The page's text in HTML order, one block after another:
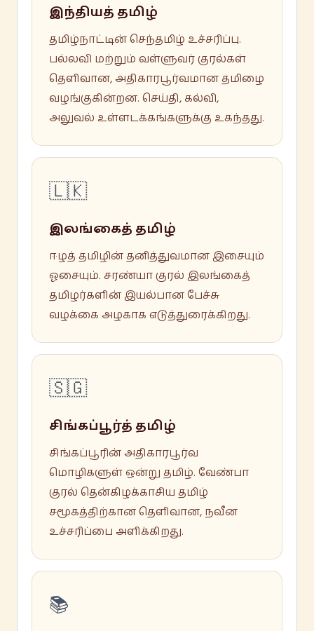
இந்தியத் தமிழ்
தமிழ்நாட்டின் செந்தமிழ் உச்சரிப்பு.
பல்லவி மற்றும் வள்ளுவர் குரல்கள்
தெளிவான, அதிகாரபூர்வமான தமிழை
வழங்குகின்றன. செய்தி, கல்வி,
அலுவல் உள்ளடக்கங்களுக்கு உகந்தது.
🇱🇰
இலங்கைத் தமிழ்
ஈழத் தமிழின் தனித்துவமான இசையும்
ஓசையும். சரண்யா குரல் இலங்கைத்
தமிழர்களின் இயல்பான பேச்சு
வழக்கை அழகாக எடுத்துரைக்கிறது.
🇸🇬
சிங்கப்பூர்த் தமிழ்
சிங்கப்பூரின் அதிகாரபூர்வ
மொழிகளுள் ஒன்று தமிழ். வேண்பா
குரல் தென்கிழக்காசிய தமிழ்
சமூகத்திற்கான தெளிவான, நவீன
உச்சரிப்பை அளிக்கிறது.
📚